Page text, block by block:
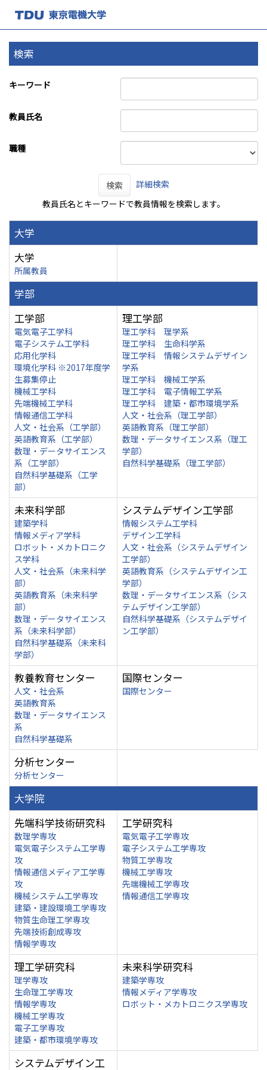
検索
キーワード
教員氏名
職種
検索
詳細検索
教員氏名とキーワードで教員情報を検索します。
大学
大学
所属教員
学部
工学部
電気電子工学科
電子システム工学科
応用化学科
環境化学科 ※2017年度学
生募集停止
機械工学科
先端機械工学科
情報通信工学科
人文・社会系（工学部）
英語教育系（工学部）
数理・データサイエンス
系（工学部）
自然科学基礎系（工学
部）
理工学部
理工学科 理学系
理工学科 生命科学系
理工学科 情報システムデザイン
学系
理工学科 機械工学系
理工学科 電子情報工学系
理工学科 建築・都市環境学系
人文・社会系（理工学部）
英語教育系（理工学部）
数理・データサイエンス系（理工
学部）
自然科学基礎系（理工学部）
未来科学部
建築学科
情報メディア学科
ロボット・メカトロニク
ス学科
人文・社会系（未来科学
部）
英語教育系（未来科学
部）
数理・データサイエンス
系（未来科学部）
自然科学基礎系（未来科
学部）
システムデザイン工学部
情報システム工学科
デザイン工学科
人文・社会系（システムデザイン
工学部）
英語教育系（システムデザイン工
学部）
数理・データサイエンス系（シス
テムデザイン工学部）
自然科学基礎系（システムデザイ
ン工学部）
教養教育センター
人文・社会系
英語教育系
数理・データサイエンス
系
自然科学基礎系
国際センター
国際センター
分析センター
分析センター
大学院
先端科学技術研究科
数理学専攻
電気電子システム工学専
攻
情報通信メディア工学専
攻
機械システム工学専攻
建築・建設環境工学専攻
物質生命理工学専攻
先端技術創成専攻
情報学専攻
工学研究科
電気電子工学専攻
電子システム工学専攻
物質工学専攻
機械工学専攻
先端機械工学専攻
情報通信工学専攻
理工学研究科
理学専攻
生命理工学専攻
情報学専攻
機械工学専攻
電子工学専攻
建築・都市環境学専攻
未来科学研究科
建築学専攻
情報メディア学専攻
ロボット・メカトロニクス学専攻
システムデザイン工